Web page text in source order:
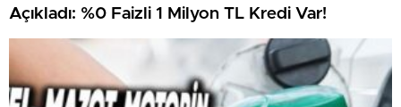
Açıkladı: %0 Faizli 1 Milyon TL Kredi Var!